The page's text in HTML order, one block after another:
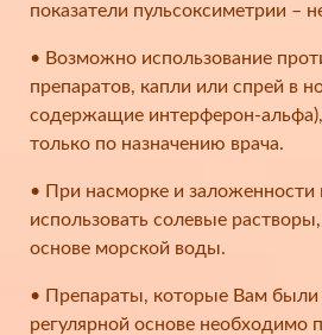
показатели пульсоксиметрии –
• Возможно использование
препаратов, капли или спрей в
содержащие интерферон-
только по назначению врача.
• При насморке и
использовать солевые
основе морской воды.
• Препараты, которые Вам были
регулярной основе необходимо